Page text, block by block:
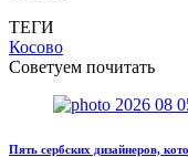
ТЕГИ
Косово
Советуем почитать
Пять сербских дизайнеров,